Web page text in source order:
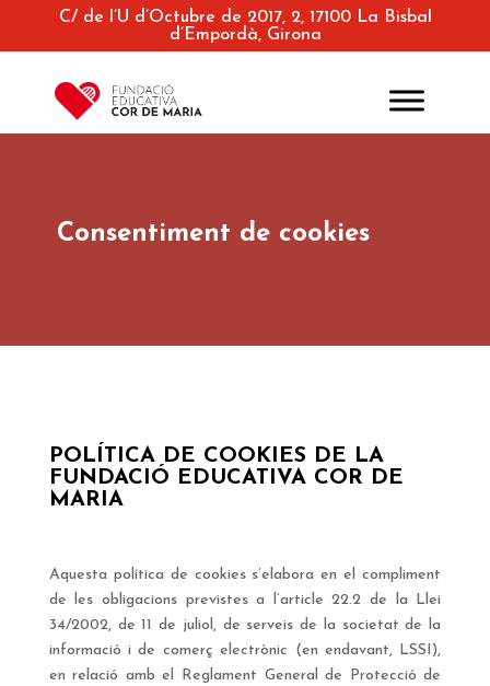
C/ de l’U d’Octubre de 2017, 2, 17100 La Bisbal
d’Empordà, Girona
Consentiment de cookies
POLÍTICA DE COOKIES DE LA
FUNDACIÓ EDUCATIVA COR DE
MARIA
Aquesta política de cookies s’elabora en el compliment
de les obligacions previstes a l’article 22.2 de la Llei
34/2002, de 11 de juliol, de serveis de la societat de la
informació i de comerç electrònic (en endavant, LSSI),
en relació amb el Reglament General de Protecció de